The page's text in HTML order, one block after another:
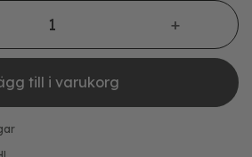
mängd
till i varukorg